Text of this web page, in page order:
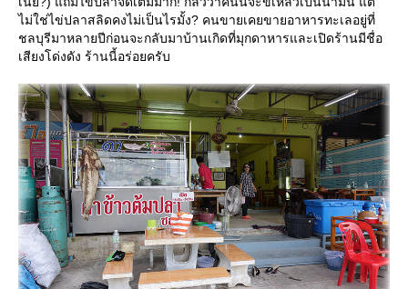
ไม่ใช่ไข่ปลาสลิดคงไม่เป็นไรมั้ง? คนขายเคยขายอาหารทะเลอยู่ที่
ชลบุรีมาหลายปีก่อนจะกลับมาบ้านเกิดที่มุกดาหารและเปิดร้านมีชื่อ
เสียงโด่งดัง ร้านนี้อร่อยครับ